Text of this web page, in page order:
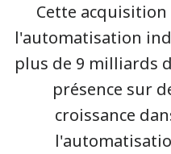
Cette
l'automatisation
plus de 9 milliards
présence sur
croissance